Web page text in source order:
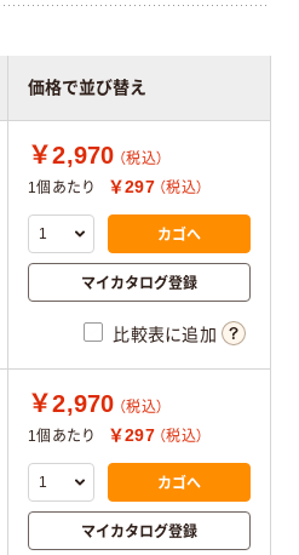
価格で並び替え
￥2,970 （税込）
1個あたり
￥297 （税込）
カゴへ
マイカタログ登録
比較表に追加
￥2,970 （税込）
1個あたり
￥297 （税込）
カゴへ
マイカタログ登録